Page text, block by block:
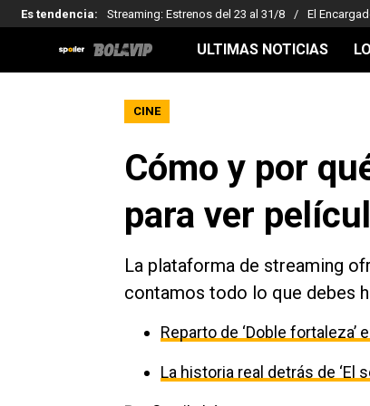
Es tendencia: Streaming: Estrenos del 23 al 31/8 El
ULTIMAS NOTICIAS
CINE
Cómo y por
para ver
La plataforma de streaming
contamos todo lo que debes
Reparto de ‘Doble fortaleza’
La historia real detrás de ‘El